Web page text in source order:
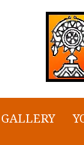
GALLERY